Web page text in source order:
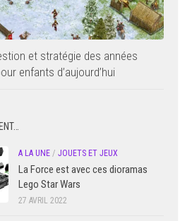
et stratégie des années
enfants d’aujourd’hui
A LA UNE / JOUETS ET JEUX
La Force est avec ces dioramas
Lego Star Wars
27 AVRIL 2022